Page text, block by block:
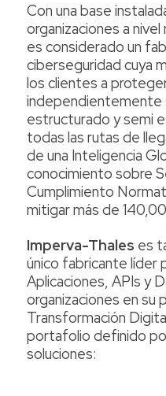
Con una base
organizaciones a
es considerado un
ciberseguridad cuya
los clientes a
estructurado y semi
todas las rutas de
de una Inteligencia
conocimiento sobre
Cumplimiento
mitigar más de
Imperva-Thales es
único fabricante líder
Aplicaciones, APIs y
organizaciones en su
Transformación
portafolio definido
soluciones: